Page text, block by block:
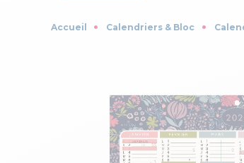
Accueil Calendriers & Bloc